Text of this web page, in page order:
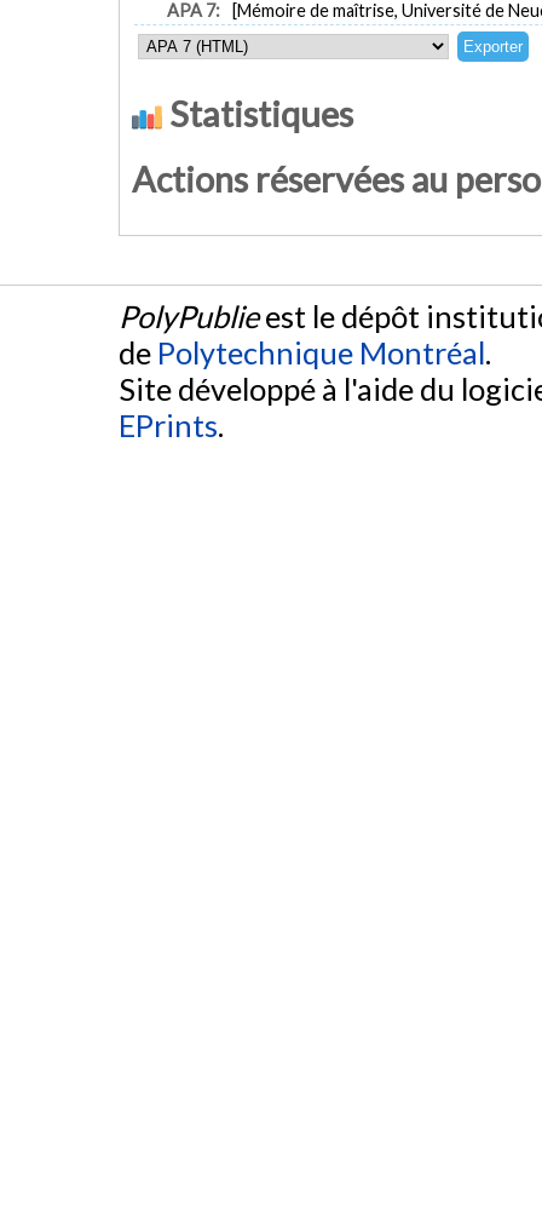
APA 7:
[Mémoire de maîtrise, Université de
Statistiques
Actions réservées au
PolyPublieest le dépôt
de Polytechnique Montréal.
Site développé à l'aide du
EPrints.